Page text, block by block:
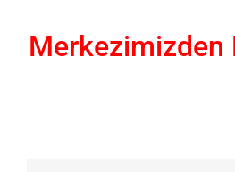
Merkezimizden